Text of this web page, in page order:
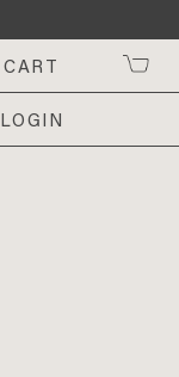
CART
LOGIN